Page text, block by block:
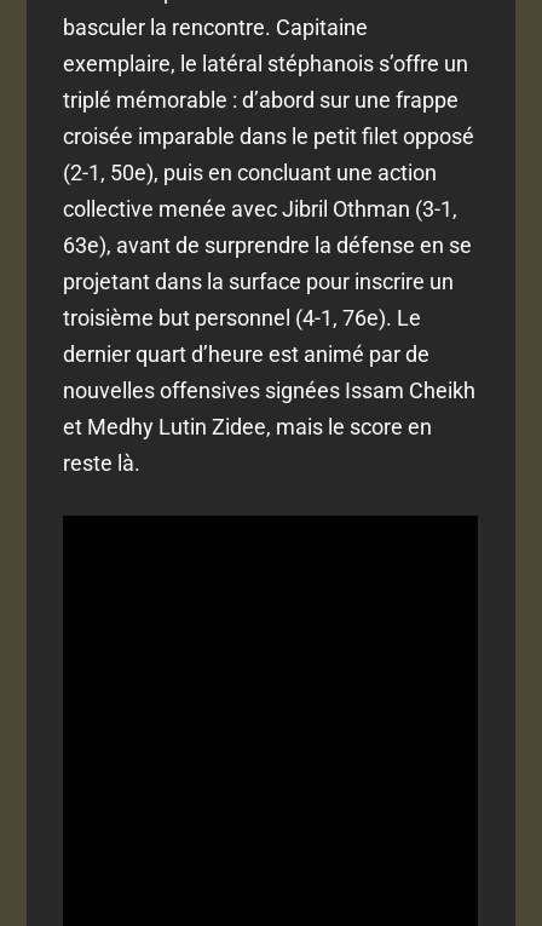
basculer la rencontre. Capitaine
exemplaire, le latéral stéphanois s’offre un
triplé mémorable : d’abord sur une frappe
croisée imparable dans le petit filet opposé
(2-1, 50e), puis en concluant une action
collective menée avec Jibril Othman (3-1,
63e), avant de surprendre la défense en se
projetant dans la surface pour inscrire un
troisième but personnel (4-1, 76e). Le
dernier quart d’heure est animé par de
nouvelles offensives signées Issam Cheikh
et Medhy Lutin Zidee, mais le score en
reste là.